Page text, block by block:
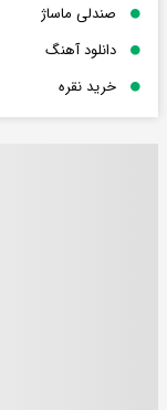
صندلی ماساژ
دانلود آهنگ
خرید نقره